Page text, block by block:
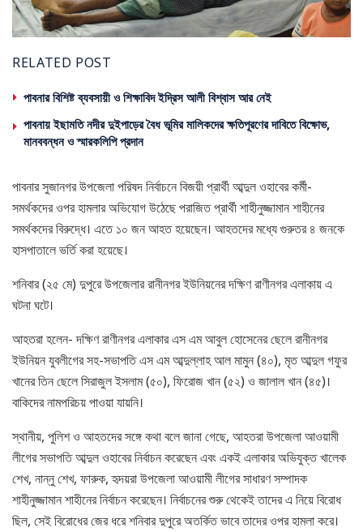
RELATED POST
পাবনার বিশিষ্ট ব্যবসায়ী ও শিক্ষাবিদ ইদ্রিস আলী বিশ্বাস আর নেই
পাবনায় ইছামতি নদীর দুইপাড়ের বৈধ ভূমির মালিকদের ক্ষতিপূরণের দাবিতে বিক্ষোভ,
মানববন্ধন ও স্মারকলিপি প্রদান
পাবনার সুজানগর উপজেলা পরিষদ নির্বাচনে বিজয়ী প্রার্থী আব্দুল ওহাবের কর্মী-
সমর্থকদের ওপর হামলার অভিযোগ উঠেছে পরাজিত প্রার্থী শাহীনুজ্জামান শাহীনের
সমর্থকদের বিরুদ্ধে।‌ এতে ১০ জন‌ আহত হয়েছেন। আহতদের মধ্যে গুরুতর ৪ জনকে
হাসপাতালে ভর্তি করা হয়েছে।
শনিবার (২৫ মে) দুপুরে উপজেলার রানীনগর ইউনিয়নের দক্ষিণ রাণীনগর এলাকায় এ
ঘটনা ঘটে।
আহতরা হলেন- দক্ষিণ রাণীনগর এলাকার এস এম আবুল হোসেনের ছেলে রানীনগর
ইউনিয়ন যুবলীগের সহ-সভাপতি এস এম আব্দুল্লাহ আল মামুন (৪০), মৃত আব্দুল গফুর
খানের তিন ছেলে সিরাজুল ইসলাম (৫০), ফিরোজ খান (৫২) ও জালাল খান (৪৫)।
বাকিদের নামপরিচয় পাওয়া যায়নি।
স্থানীয়, পুলিশ ও আহতদের সঙ্গে কথা বলে জানা গেছে, আহতরা উপজেলা আওয়ামী
লীগের সভাপতি আব্দুল ওহাবের নির্বাচন করেছেন এবং একই এলাকার অভিযুক্ত খালেক
শেখ, নান্নু শেখ, ফারুক, হৃদয়রা উপজেলা আওয়ামী লীগের সাধারণ সম্পাদক
শাহীনুজ্জামান শাহীনের নির্বাচন করেছেন। নির্বাচনের শুরু থেকেই তাদের এ নিয়ে বিরোধ
ছিল, সেই বিরোধের জের ধরে শনিবার দুপুরে অতর্কিত ভাবে তাদের ওপর হামলা করে।